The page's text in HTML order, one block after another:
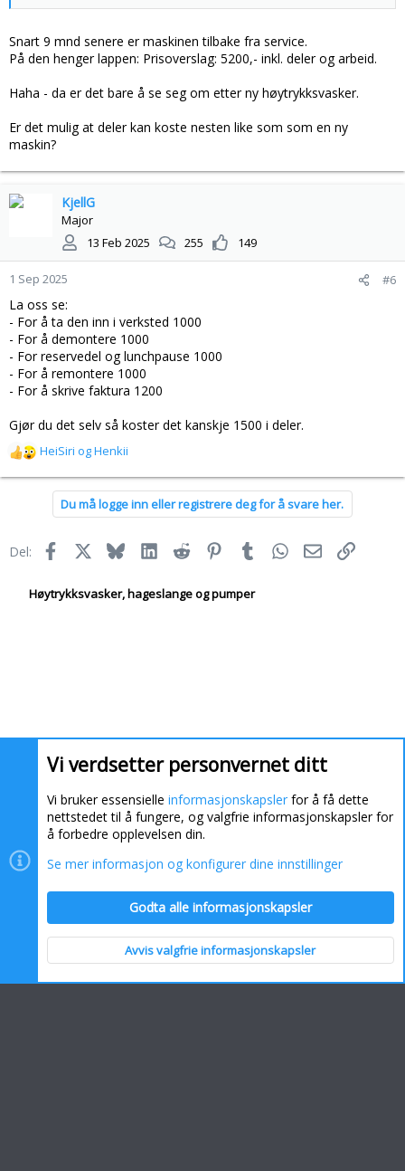
Snart 9 mnd senere er maskinen tilbake fra service.
På den henger lappen: Prisoverslag: 5200,- inkl. deler og arbeid.
Haha - da er det bare å se seg om etter ny høytrykksvasker.
Er det mulig at deler kan koste nesten like som som en ny
maskin?
KjellG
Major
13 Feb 2025
255 149
1 Sep 2025 #6
La oss se:
- For å ta den inn i verksted 1000
- For å demontere 1000
- For reservedel og lunchpause 1000
- For å remontere 1000
- For å skrive faktura 1200
Gjør du det selv så koster det kanskje 1500 i deler.
R
e
o
HeiSiri ogHenkii
Du må logge inn eller registrere deg for å svare her.
Del: Facebook BlueskyLinkedInReddit PinterestTumblr WhatsApp
E-postLink
Høytrykksvasker, hageslange og pumper
Informasjonskapsler Kontakt oss Hjelp
Topp Bunn
Vi verdsetter personvernet ditt
Vi bruker essensielle informasjonskapsler for å få dette
nettstedet til å fungere, og valgfrie informasjonskapsler for
å forbedre opplevelsen din.
Se mer informasjon og konfigurer dine innstillinger
Godta alle informasjonskapsler
Avvis valgfrie informasjonskapsler